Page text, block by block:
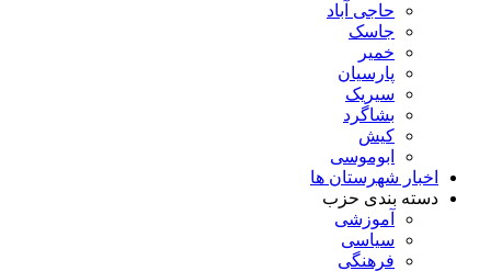
حاجی آباد
جاسک
خمیر
پارسیان
سیریک
بشاگرد
کیش
ابوموسی
اخبار شهرستان ها
دسته بندی حزب
آموزشی
سیاسی
فرهنگی